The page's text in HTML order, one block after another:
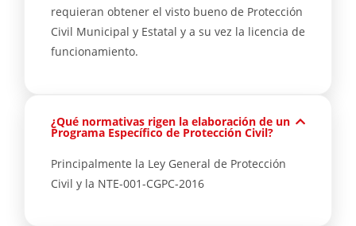
requieran obtener el visto bueno de Protección
Civil Municipal y Estatal y a su vez la licencia de
funcionamiento.
¿Qué normativas rigen la elaboración de un
Programa Específico de Protección Civil?
Principalmente la Ley General de Protección
Civil y la NTE-001-CGPC-2016